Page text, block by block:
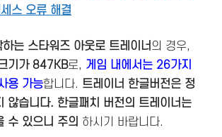
스 오류 해결
하는 스타워즈 아웃로 트레이너 의 경우,
기가 847KB로, 게임 내에서는 26가지
용 가능합니다. 트레이너 한글버전은 정
않습니다. 한글패치 버전의 트레이너는
수 있으니 주의 하시기 바랍니다.